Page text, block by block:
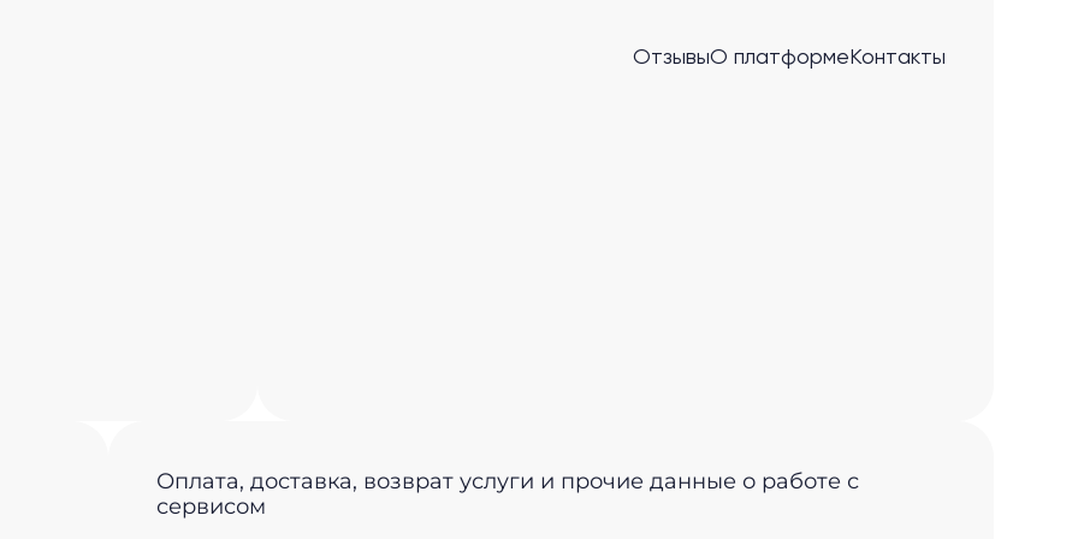
ОтзывыО платформе Контакты
Оплата, доставка, возврат услуги и прочие данные о работе с
сервисом